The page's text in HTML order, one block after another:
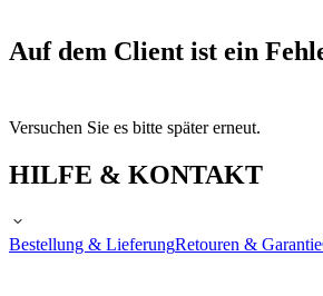
Auf dem Client ist ein
Versuchen Sie es bitte später erneut.
HILFE & KONTAKT
Bestellung & LieferungRetouren & Garantie